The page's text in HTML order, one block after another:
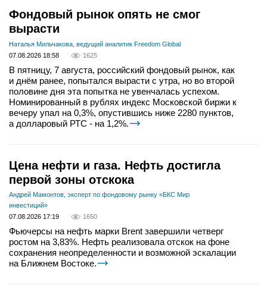
Фондовый рынок опять не смог
вырасти
Наталья Мильчакова, ведущий аналитик Freedom Global
07.08.2026 18:58
1625
В пятницу, 7 августа, российский фондовый рынок, как
и днём ранее, попытался вырасти с утра, но во второй
половине дня эта попытка не увенчалась успехом.
Номинированный в рублях индекс Московской биржи к
вечеру упал на 0,3%, опустившись ниже 2280 пунктов,
а долларовый РТС - на 1,2%.
Цена нефти и газа. Нефть достигла
первой зоны отскока
Андрей Мамонтов, эксперт по фондовому рынку «БКС Мир
инвестиций»
07.08.2026 17:19
1650
Фьючерсы на нефть марки Brent завершили четверг
ростом на 3,83%. Нефть реализовала отскок на фоне
сохранения неопределенности и возможной эскалации
на Ближнем Востоке.